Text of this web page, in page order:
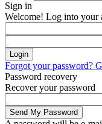
Sign in
Welcome! Log into your
Forgot your password?
Password recovery
Recover your password